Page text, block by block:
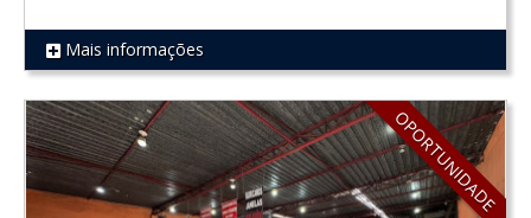
REF 222
Mais informações
OPORTUNIDADE